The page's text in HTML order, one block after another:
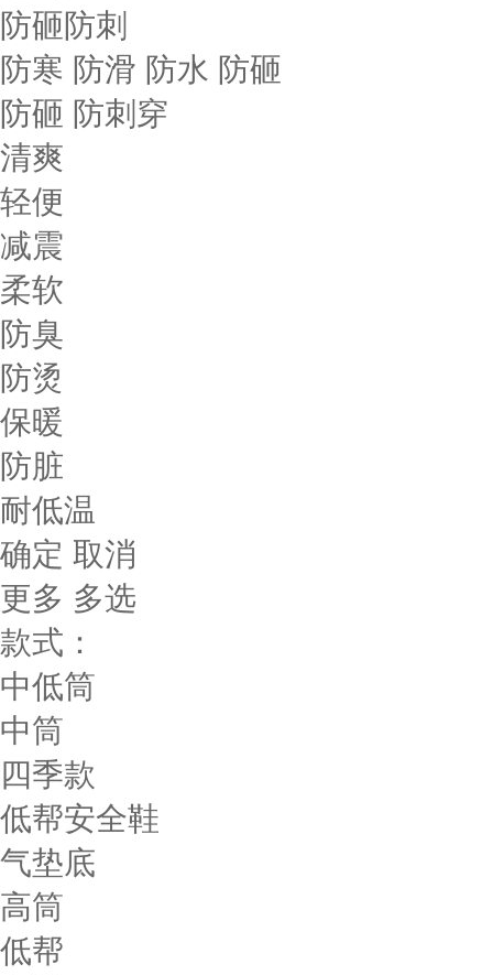
防砸防刺
防寒 防滑 防水 防砸
防砸 防刺穿
清爽
轻便
减震
柔软
防臭
防烫
保暖
防脏
耐低温
确定 取消
更多 多选
款式：
中低筒
中筒
四季款
低帮安全鞋
气垫底
高筒
低帮